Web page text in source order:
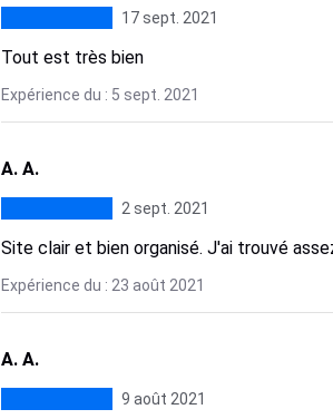
17 sept. 2021
Tout est très bien
Expérience du : 5 sept. 2021
A. A.
2 sept. 2021
Site clair et bien organisé. J'ai trouvé
Expérience du : 23 août 2021
A. A.
9 août 2021